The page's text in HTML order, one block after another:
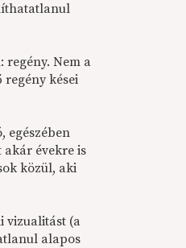
Nem a
kései
egészében
évekre is
közül, aki
vizualitást (a
alapos